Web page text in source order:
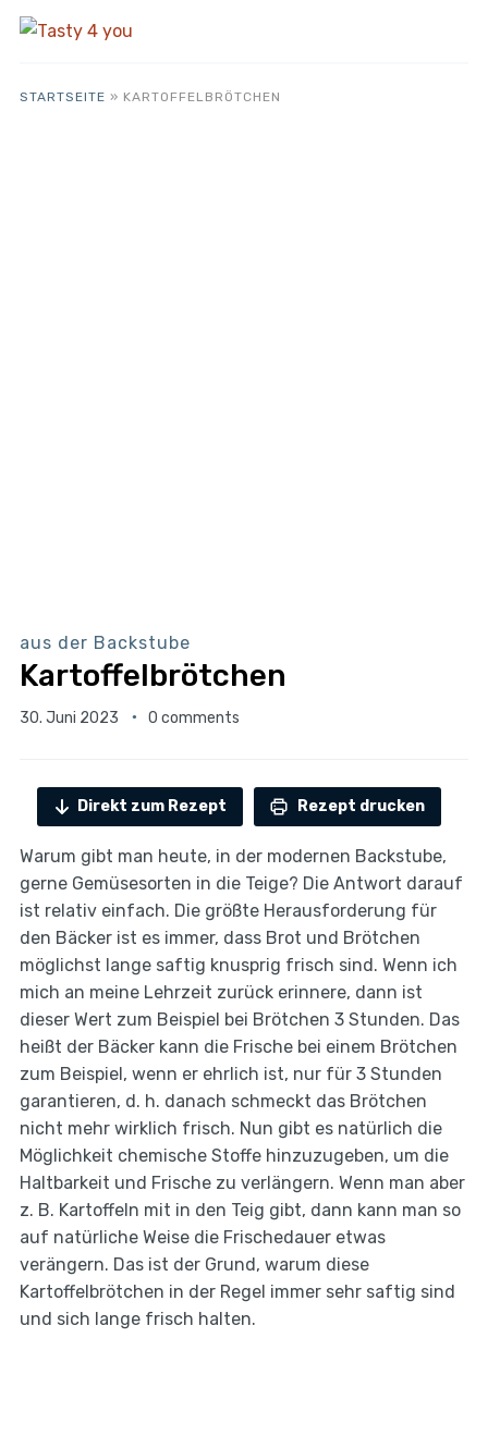
STARTSEITE » KARTOFFELBRÖTCHEN
aus der Backstube
Kartoffelbrötchen
30. Juni 2023 0 comments
Direkt zum Rezept Rezept drucken
Warum gibt man heute, in der modernen Backstube,
gerne Gemüsesorten in die Teige? Die Antwort darauf
ist relativ einfach. Die größte Herausforderung für
den Bäcker ist es immer, dass Brot und Brötchen
möglichst lange saftig knusprig frisch sind. Wenn ich
mich an meine Lehrzeit zurück erinnere, dann ist
dieser Wert zum Beispiel bei Brötchen 3 Stunden. Das
heißt der Bäcker kann die Frische bei einem Brötchen
zum Beispiel, wenn er ehrlich ist, nur für 3 Stunden
garantieren, d. h. danach schmeckt das Brötchen
nicht mehr wirklich frisch. Nun gibt es natürlich die
Möglichkeit chemische Stoffe hinzuzugeben, um die
Haltbarkeit und Frische zu verlängern. Wenn man aber
z. B. Kartoffeln mit in den Teig gibt, dann kann man so
auf natürliche Weise die Frischedauer etwas
verängern. Das ist der Grund, warum diese
Kartoffelbrötchen in der Regel immer sehr saftig sind
und sich lange frisch halten.